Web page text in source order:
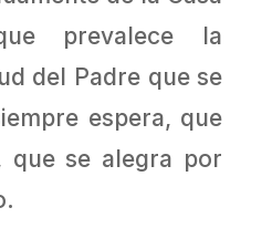
prevalece la
del Padre que se
espera, que
que se alegra por